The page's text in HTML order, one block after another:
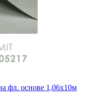
фл. основе 1,06х10м